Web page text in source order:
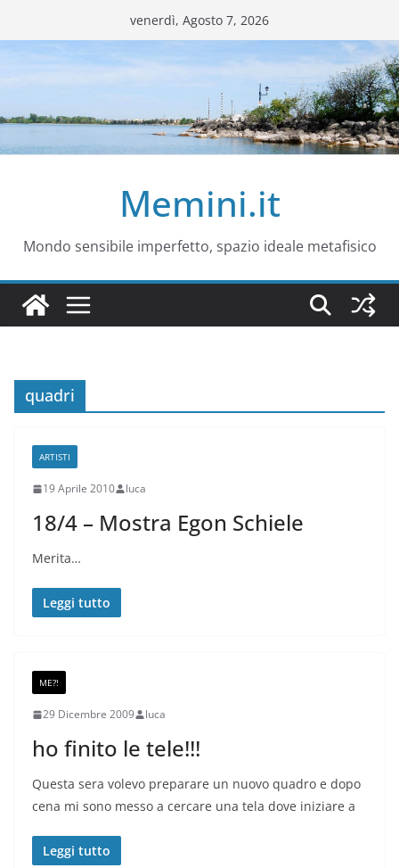
al
contenuto
venerdì, Agosto 7, 2026
Memini.it
Mondo sensibile imperfetto, spazio ideale metafisico
quadri
ARTISTI
19 Aprile 2010 luca
18/4 – Mostra Egon Schiele
Merita…
Leggi tutto
ME?!
29 Dicembre 2009 luca
ho finito le tele!!!
Questa sera volevo preparare un nuovo quadro e dopo
cena mi sono messo a cercare una tela dove iniziare a
Leggi tutto